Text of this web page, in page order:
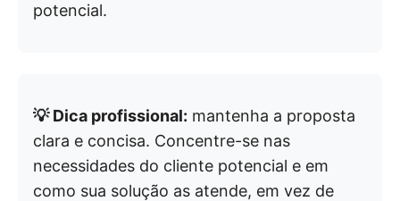
potencial.
💡 Dica profissional: mantenha a proposta
clara e concisa. Concentre-se nas
necessidades do cliente potencial e em
como sua solução as atende, em vez de